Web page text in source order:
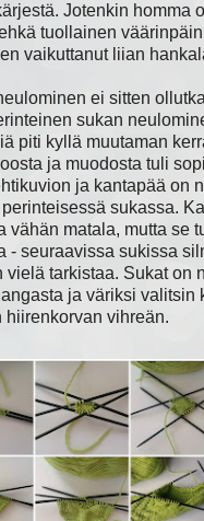
Jotenkin homma
tuollainen
vaikuttanut liian
ei sitten
sukan
piti kyllä muutaman
ja muodosta tuli
ja kantapää on
sukassa.
vähän matala, mutta se
- seuraavissa sukissa
vielä tarkistaa. Sukat on
ja väriksi valitsin
vihreän.